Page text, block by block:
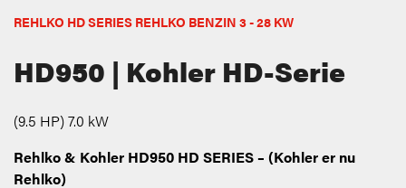
REHLKO HD SERIES REHLKO BENZIN 3 - 28 KW
HD950 | Kohler HD-Serie
(9.5 HP) 7.0 kW
Rehlko & Kohler HD950 HD SERIES – (Kohler er nu
Rehlko)